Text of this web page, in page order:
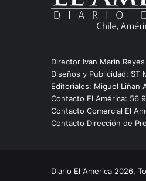
Director Ivan Marin Reyes
Diseños y Publicidad: ST
Editoriales: Miguel Liñan
Contacto El América: 56 9
Contacto Comercial El
Contacto Dirección de
Diario El America 2026,